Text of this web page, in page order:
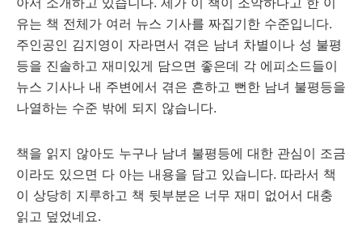
유는 책 전체가 여러 뉴스 기사를 짜집기한 수준입니다.
주인공인 김지영이 자라면서 겪은 남녀 차별이나 성 불평
등을 진솔하고 재미있게 담으면 좋은데 각 에피소드들이
뉴스 기사나 내 주변에서 겪은 흔하고 뻔한 남녀 불평등을
나열하는 수준 밖에 되지 않습니다.
책을 읽지 않아도 누구나 남녀 불평등에 대한 관심이 조금
이라도 있으면 다 아는 내용을 담고 있습니다. 따라서 책
이 상당히 지루하고 책 뒷부분은 너무 재미 없어서 대충
읽고 덮었네요.